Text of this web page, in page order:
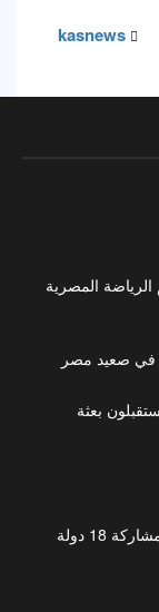
kasnews
الرياضة المصرية
في صعيد مصر
بعثة
18 دولة